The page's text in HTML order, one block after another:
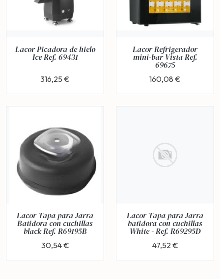
Lacor Picadora de hielo
Ice Ref. 69431
316,25 €
Lacor Refrigerador
mini-bar Vista Ref.
69675
160,08 €
Lacor Tapa para Jarra
Batidora con cuchillas
black Ref. R69195B
30,54 €
Lacor Tapa para Jarra
batidora con cuchillas
White - Ref. R69295D
47,52 €